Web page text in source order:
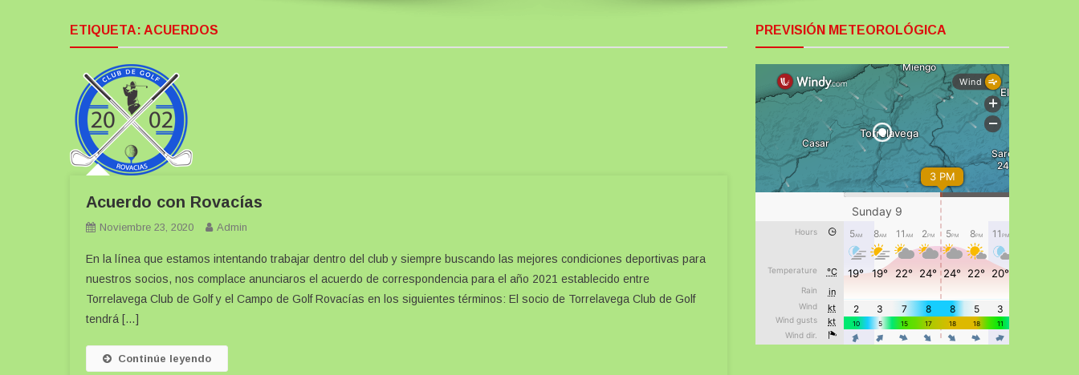
ETIQUETA: ACUERDOS
Acuerdo con Rovacías
Noviembre 23, 2020 Admin
En la línea que estamos intentando trabajar dentro del club y siempre buscando las mejores condiciones deportivas para
nuestros socios, nos complace anunciaros el acuerdo de correspondencia para el año 2021 establecido entre
Torrelavega Club de Golf y el Campo de Golf Rovacías en los siguientes términos: El socio de Torrelavega Club de Golf
tendrá […]
Continúe leyendo
PREVISIÓN METEOROLÓGICA